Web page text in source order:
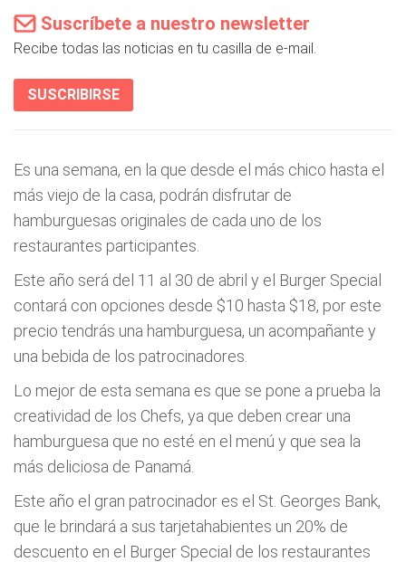
Suscríbete a nuestro newsletter
Recibe todas las noticias en tu casilla de e-mail.
SUSCRIBIRSE
Es una semana, en la que desde el más chico hasta el
más viejo de la casa, podrán disfrutar de
hamburguesas originales de cada uno de los
restaurantes participantes.
Este año será del 11 al 30 de abril y el Burger Special
contará con opciones desde $10 hasta $18, por este
precio tendrás una hamburguesa, un acompañante y
una bebida de los patrocinadores.
Lo mejor de esta semana es que se pone a prueba la
creatividad de los Chefs, ya que deben crear una
hamburguesa que no esté en el menú y que sea la
más deliciosa de Panamá.
Este año el gran patrocinador es el St. Georges Bank,
que le brindará a sus tarjetahabientes un 20% de
descuento en el Burger Special de los restaurantes